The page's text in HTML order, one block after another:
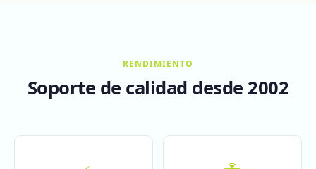
RENDIMIENTO
Soporte de calidad desde 2002